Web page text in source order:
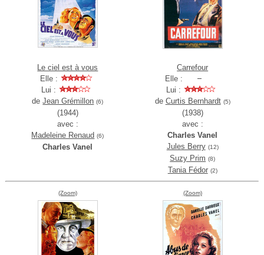
Le ciel est à vous
Elle :
Lui :
deJean Grémillon (6)
(1944)
avec :
Madeleine Renaud (6)
Charles Vanel
Carrefour
Elle :
Lui :
de Curtis Bernhardt (5)
(1938)
avec :
Charles Vanel
Jules Berry (12)
Suzy Prim (8)
Tania Fédor (2)
(Zoom) (Zoom)